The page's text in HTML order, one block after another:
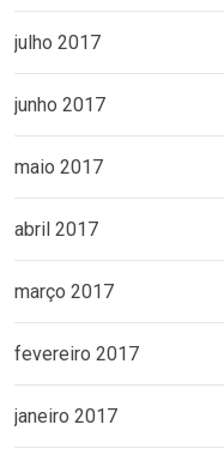
julho 2017
junho 2017
maio 2017
abril 2017
março 2017
fevereiro 2017
janeiro 2017